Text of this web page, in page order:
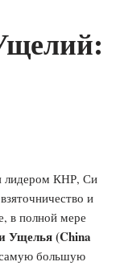
лидером КНР, Си
и
в полной мере
Ущелья (China
большую